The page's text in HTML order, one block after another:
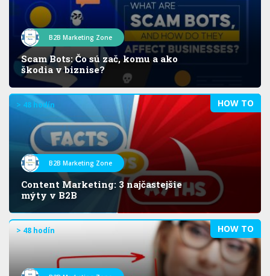
B2B Marketing Zone
Scam Bots: Čo sú zač, komu a ako
škodia v biznise?
HOW TO
> 48 hodín
B2B Marketing Zone
Content Marketing: 3 najčastejšie
mýty v B2B
HOW TO
> 48 hodín